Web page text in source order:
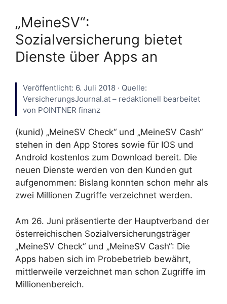
„MeineSV“:
Sozialversicherung bietet
Dienste über Apps an
Veröffentlicht: 6. Juli 2018 · Quelle:
VersicherungsJournal.at – redaktionell bearbeitet
von POINTNER finanz
(kunid) „MeineSV Check“ und „MeineSV Cash“
stehen in den App Stores sowie für IOS und
Android kostenlos zum Download bereit. Die
neuen Dienste werden von den Kunden gut
aufgenommen: Bislang konnten schon mehr als
zwei Millionen Zugriffe verzeichnet werden.
Am 26. Juni präsentierte der Hauptverband der
österreichischen Sozialversicherungsträger
„MeineSV Check“ und „MeineSV Cash“: Die
Apps haben sich im Probebetrieb bewährt,
mittlerweile verzeichnet man schon Zugriffe im
Millionenbereich.